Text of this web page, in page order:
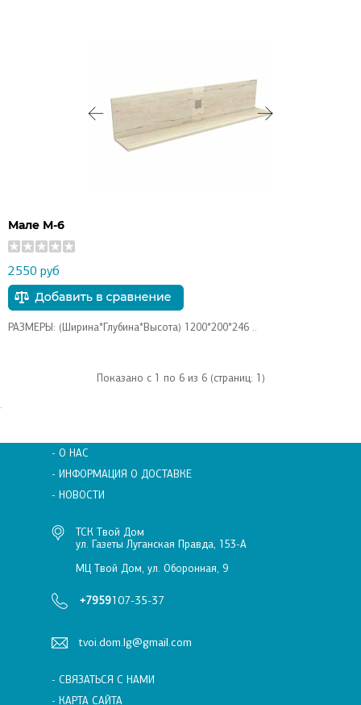
Мале М-6
2550 руб
РАЗМЕРЫ: (Ширина*Глубина*Высота) 1200*200*246 ..
Показано с 1 по 6 из 6 (страниц: 1)
- О НАС
- ИНФОРМАЦИЯ О ДОСТАВКЕ
- НОВОСТИ
ТСК Твой Дом
ул. Газеты Луганская Правда, 153-А
МЦ Твой Дом, ул. Оборонная, 9
+7959107-35-37
tvoi.dom.lg@gmail.com
- СВЯЗАТЬСЯ С НАМИ
- КАРТА САЙТА